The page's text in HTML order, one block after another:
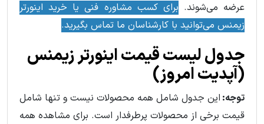
عرضه می‌شوند. برای کسب مشاوره فنی یا خرید اینورتر
زیمنس می‌توانید با کارشناسان ما تماس بگیرید.
جدول لیست قیمت اينورتر زيمنس
(آپدیت امروز)
توجه: این جدول شامل همه محصولات نیست و تنها شامل
قیمت برخی از محصولات پرطرفدار است. برای مشاهده همه